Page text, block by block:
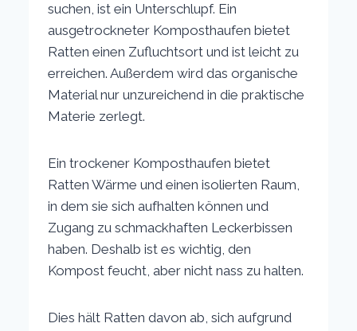
suchen, ist ein Unterschlupf. Ein
ausgetrockneter Komposthaufen bietet
Ratten einen Zufluchtsort und ist leicht zu
erreichen. Außerdem wird das organische
Material nur unzureichend in die praktische
Materie zerlegt.
Ein trockener Komposthaufen bietet
Ratten Wärme und einen isolierten Raum,
in dem sie sich aufhalten können und
Zugang zu schmackhaften Leckerbissen
haben. Deshalb ist es wichtig, den
Kompost feucht, aber nicht nass zu halten.
Dies hält Ratten davon ab, sich aufgrund